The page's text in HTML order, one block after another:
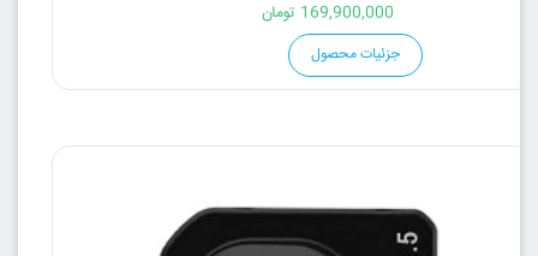
169,900,000 تومان
جزئیات محصول